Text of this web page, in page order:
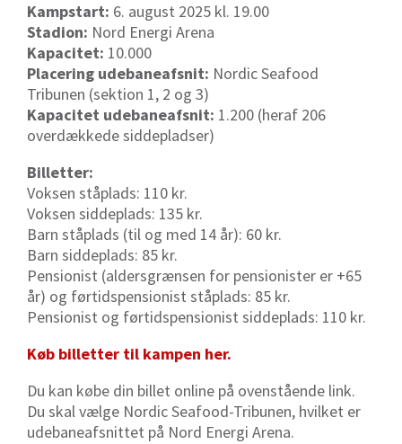
Kampstart: 6. august 2025 kl. 19.00
Stadion: Nord Energi Arena
Kapacitet: 10.000
Placering udebaneafsnit: Nordic Seafood
Tribunen (sektion 1, 2 og 3)
Kapacitet udebaneafsnit: 1.200 (heraf 206
overdækkede siddepladser)
Billetter:
Voksen ståplads: 110 kr.
Voksen siddeplads: 135 kr.
Barn ståplads (til og med 14 år): 60 kr.
Barn siddeplads: 85 kr.
Pensionist (aldersgrænsen for pensionister er +65
år) og førtidspensionist ståplads: 85 kr.
Pensionist og førtidspensionist siddeplads: 110 kr.
Køb billetter til kampen her.
Du kan købe din billet online på ovenstående link.
Du skal vælge Nordic Seafood-Tribunen, hvilket er
udebaneafsnittet på Nord Energi Arena.